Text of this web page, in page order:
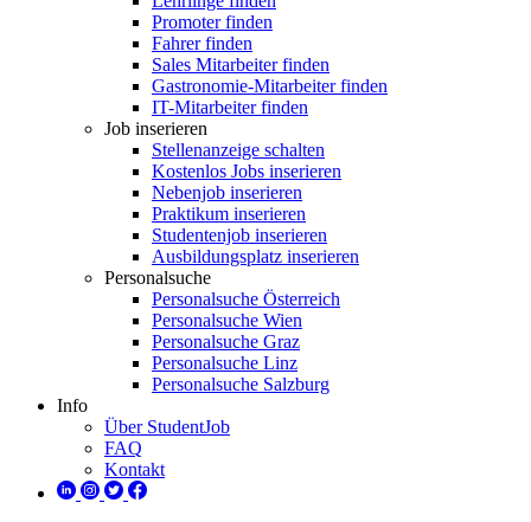
Promoter finden
Fahrer finden
Sales Mitarbeiter finden
Gastronomie-Mitarbeiter finden
IT-Mitarbeiter finden
Job inserieren
Stellenanzeige schalten
Kostenlos Jobs inserieren
Nebenjob inserieren
Praktikum inserieren
Studentenjob inserieren
Ausbildungsplatz inserieren
Personalsuche
Personalsuche Österreich
Personalsuche Wien
Personalsuche Graz
Personalsuche Linz
Personalsuche Salzburg
Info
Über StudentJob
FAQ
Kontakt